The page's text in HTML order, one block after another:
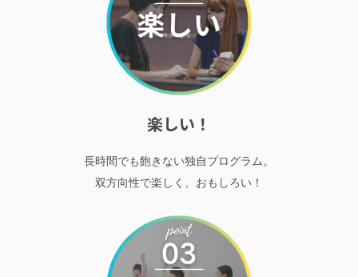
楽しい！
長時間でも飽きない独自プログラム。
双方向性で楽しく、おもしろい！